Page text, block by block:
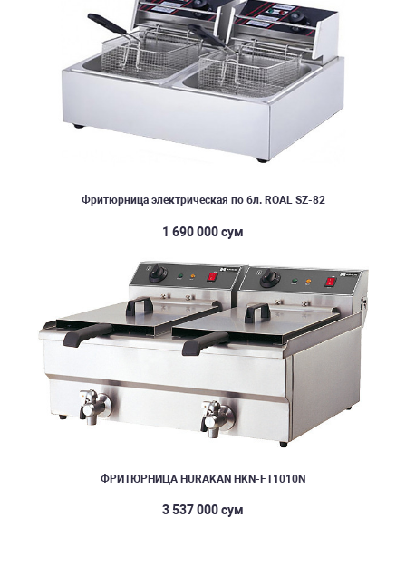
Фритюрница электрическая по 6л. ROAL SZ-82
1 690 000 сум
ФРИТЮРНИЦА HURAKAN HKN-FT1010N
3 537 000 сум